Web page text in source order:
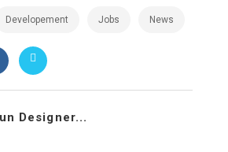
Developement Jobs News
Designer...